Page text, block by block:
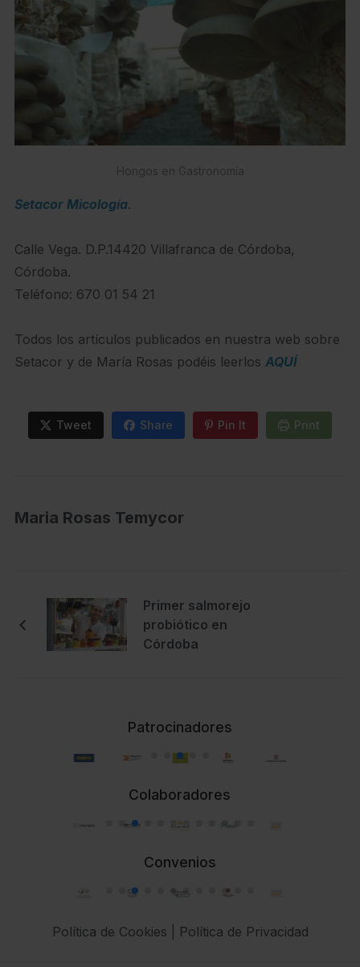
Hongos en Gastronomía
Setacor Micología.
Calle Vega. D.P.14420 Villafranca de Córdoba,
Córdoba.
Teléfono: 670 01 54 21
Todos los artículos publicados en nuestra web sobre
Setacor y de María Rosas podéis leerlos AQUÍ
Tweet Share Pin It Print
Maria Rosas Temycor
Primer salmorejo
probiótico en
Córdoba
Patrocinadores
Colaboradores
Convenios
Política de Cookies Política de Privacidad